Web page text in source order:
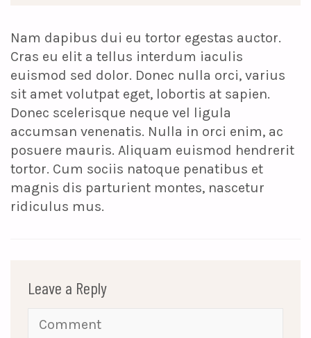
Nam dapibus dui eu tortor egestas auctor.
Cras eu elit a tellus interdum iaculis
euismod sed dolor. Donec nulla orci, varius
sit amet volutpat eget, lobortis at sapien.
Donec scelerisque neque vel ligula
accumsan venenatis. Nulla in orci enim, ac
posuere mauris. Aliquam euismod hendrerit
tortor. Cum sociis natoque penatibus et
magnis dis parturient montes, nascetur
ridiculus mus.
Leave a Reply